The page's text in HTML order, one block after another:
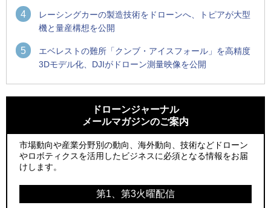
4
レーシングカーの製造技術をドローンへ、トピアが大型
機と量産構想を公開
5
エベレストの難所「クンブ・アイスフォール」を高精度
3Dモデル化、DJIがドローン測量映像を公開
ン」とドローンショーによる新演出を実施
防衛装備庁「迎撃ドローン早期取得プログラム」にテラドロ
ーンが採択、国産機で量産調達を目指す
レッドクリフ、足利花火大会で映画『スパイダーマン』や
ドローンとナイトバブルが競演、「花園ドローンショーフェ
ン」とドローンショーによる新演出を実施
国産AUVを社会実装へ、スタートアップ「BlueArch株式会
社」設立
防衛装備庁「迎撃ドローン早期取得プログラム」にテラドロ
サザンビーチちがさき花火大会で「復活の花火」打ち上げ、
ドローンジャーナル
メールマガジンのご案内
市場動向や産業分野別の動向、海外動向、技術などドローン
やロボティクスを活用したビジネスに必須となる情報をお届
けします。
第1、第3火曜配信